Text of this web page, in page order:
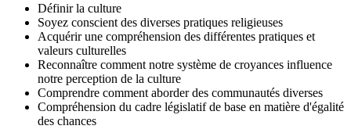
Définir la culture
Soyez conscient des diverses pratiques religieuses
Acquérir une compréhension des différentes pratiques et
valeurs culturelles
Reconnaître comment notre système de croyances influence
notre perception de la culture
Comprendre comment aborder des communautés diverses
Compréhension du cadre législatif de base en matière d'égalité
des chances